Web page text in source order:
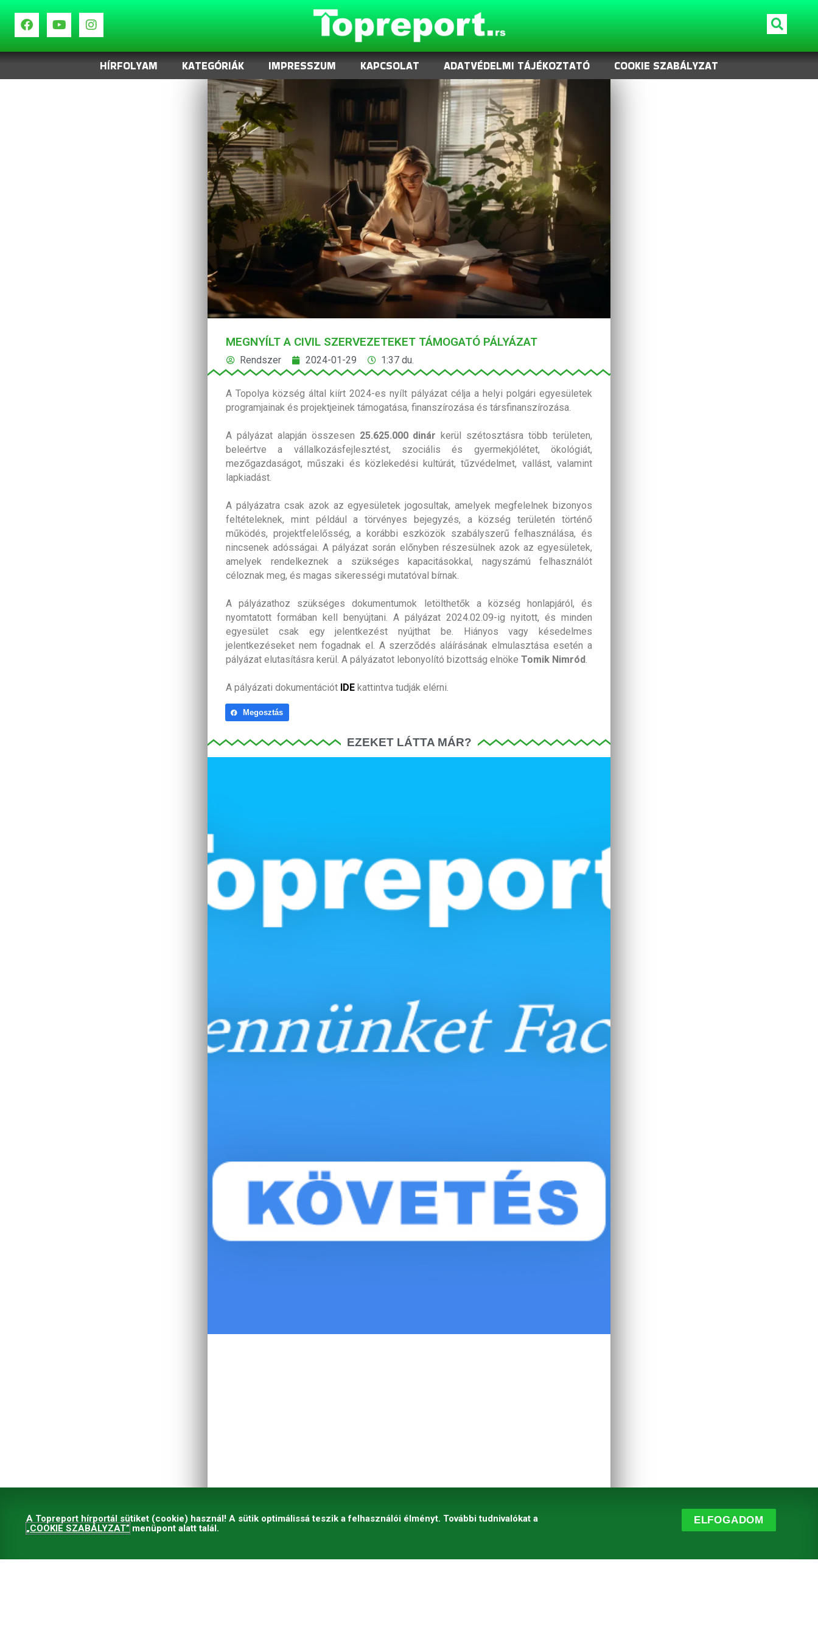
HÍRFOLYAM KATEGÓRIÁK IMPRESSZUM KAPCSOLAT ADATVÉDELMI TÁJÉKOZTATÓ COOKIE SZABÁLYZAT
MEGNYÍLT A CIVIL SZERVEZETEKET TÁMOGATÓ PÁLYÁZAT
Rendszer 2024-01-29 1:37 du.
A Topolya község által kiírt 2024-es nyílt pályázat célja a helyi polgári egyesületek
programjainak és projektjeinek támogatása, finanszírozása és társfinanszírozása.
A pályázat alapján összesen 25.625.000 dinár kerül szétosztásra több területen,
beleértve a vállalkozásfejlesztést, szociális és gyermekjólétet, ökológiát,
mezőgazdaságot, műszaki és közlekedési kultúrát, tűzvédelmet, vallást, valamint
lapkiadást.
A pályázatra csak azok az egyesületek jogosultak, amelyek megfelelnek bizonyos
feltételeknek, mint például a törvényes bejegyzés, a község területén történő
működés, projektfelelősség, a korábbi eszközök szabályszerű felhasználása, és
nincsenek adósságai. A pályázat során előnyben részesülnek azok az egyesületek,
amelyek rendelkeznek a szükséges kapacitásokkal, nagyszámú felhasználót
céloznak meg, és magas sikerességi mutatóval bírnak.
A pályázathoz szükséges dokumentumok letölthetők a község honlapjáról, és
nyomtatott formában kell benyújtani. A pályázat 2024.02.09-ig nyitott, és minden
egyesület csak egy jelentkezést nyújthat be. Hiányos vagy késedelmes
jelentkezéseket nem fogadnak el. A szerződés aláírásának elmulasztása esetén a
pályázat elutasításra kerül. A pályázatot lebonyolító bizottság elnöke Tomik Nimród.
A pályázati dokumentációt IDE kattintva tudják elérni.
Megosztás
EZEKET LÁTTA MÁR?
A Topreport hírportál sütiket (cookie) használ! A sütik optimálissá teszik a felhasználói élményt. További tudnivalókat a
„COOKIE SZABÁLYZAT”menüpont alatt talál.
ELFOGADOM